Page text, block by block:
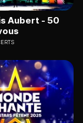
Aubert - 50